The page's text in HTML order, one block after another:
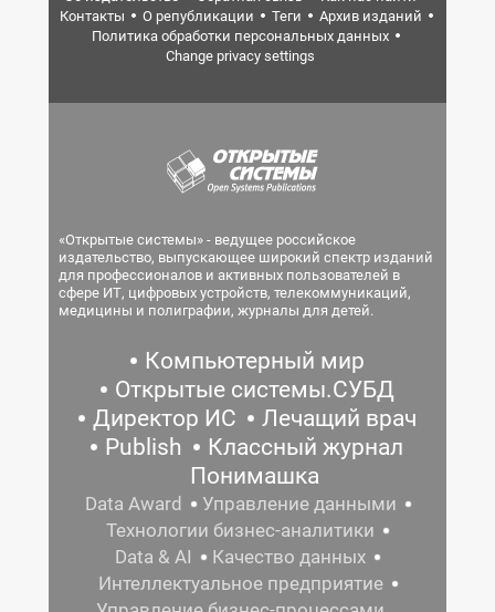
Контакты
О републикации Теги
Архив изданий
Политика обработки персональных данных
Change privacy settings
«Открытые системы» - ведущее российское
издательство, выпускающее широкий спектр изданий
для профессионалов и активных пользователей в
сфере ИТ, цифровых устройств, телекоммуникаций,
медицины и полиграфии, журналы для детей.
Компьютерный мир
Открытые системы.СУБД
Директор ИС
Лечащий врач
Publish
Классный журнал
Понимашка
Data Award
Управление данными
Технологии бизнес-аналитики
Data & AI
Качество данных
Интеллектуальное предприятие